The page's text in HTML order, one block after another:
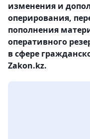
изменения и
оперирования,
пополнения
оперативного
в сфере
Zakon.kz.